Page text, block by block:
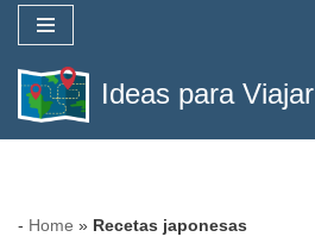
Saltar
al
contenido
Ideas para Viajar
- Home » Recetas japonesas